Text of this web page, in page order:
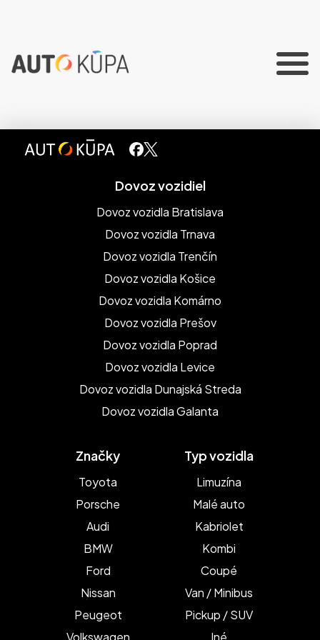
Dovoz vozidiel
Dovoz vozidla Bratislava
Dovoz vozidla Trnava
Dovoz vozidla Trenčín
Dovoz vozidla Košice
Dovoz vozidla Komárno
Dovoz vozidla Prešov
Dovoz vozidla Poprad
Dovoz vozidla Levice
Dovoz vozidla Dunajská Streda
Dovoz vozidla Galanta
Značky
Toyota
Porsche
Audi
BMW
Ford
Nissan
Peugeot
Volkswagen
Typ vozidla
Limuzína
Malé auto
Kabriolet
Kombi
Coupé
Van / Minibus
Pickup / SUV
Iné